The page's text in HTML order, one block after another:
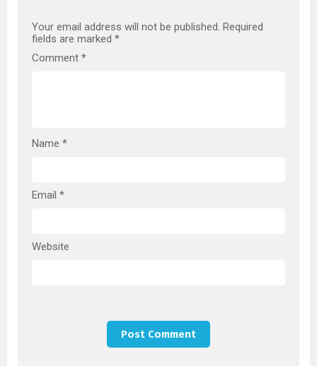
Your email address will not be published. Required
fields are marked *
Comment *
Name *
Email *
Website